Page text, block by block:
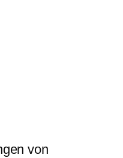
von